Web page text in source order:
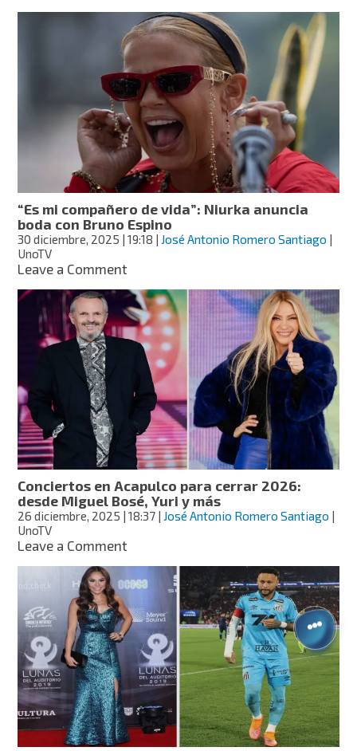
Hernández
comparte
qué
le
dejó
2025:
“Terminarás
el
año
sin
saber
a
dónde
jugaras”
“Es mi compañero de vida”: Niurka anuncia
boda con Bruno Espino
30 diciembre, 2025 | 19:18 | José Antonio Romero Santiago |
UnoTV
Leave a Commenton
mi
compañero
de
vida”:
Niurka
anuncia
boda
Bruno
Espino
Conciertos en Acapulco para cerrar 2026:
desde Miguel Bosé, Yuri y más
26 diciembre, 2025 | 18:37 José Antonio Romero Santiago
UnoTV
Leave a Commenton
en
Acapulco
para
cerrar
2026:
desde
Miguel
Bosé,
Yuri
y
más